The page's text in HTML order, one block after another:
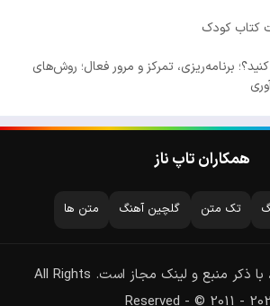
کتاب کودک
برنامه‌ریزی، تمرکز و مرور فعال؛ روش‌های
همکاران تاپ ناز
تک متن گلچین آهنگ متن ها
استفاده از مطالب، با ذکر منبع و لینک مجاز است. All Rights
Reserved - © 2011 -